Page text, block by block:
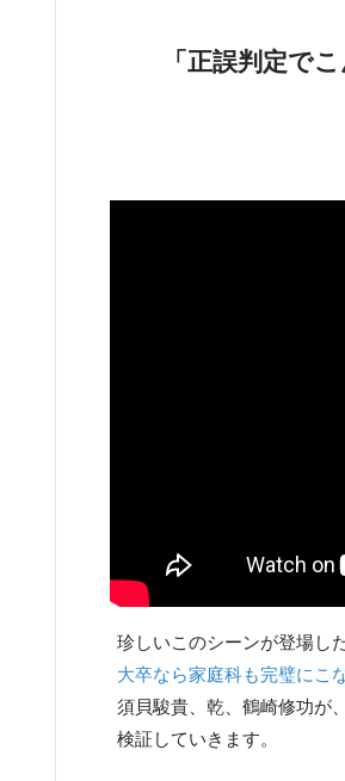
「正誤判定で
珍しいこのシーンが登場し
大卒なら家庭科も完璧にこ
須貝駿貴、乾、鶴崎修功が
検証していきます。